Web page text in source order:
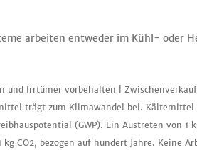
arbeiten entweder im Kühl- oder
und Irrtümer vorbehalten !
trägt zum Klimawandel bei. Kältemittel
(GWP). Ein Austreten von
kg CO2, bezogen auf hundert Jahre. Keine